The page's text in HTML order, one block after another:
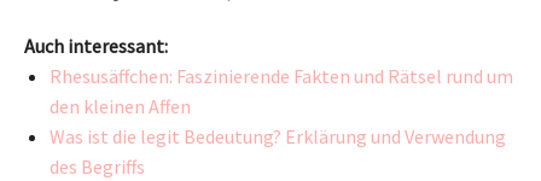
Auch interessant:
Rhesusäffchen: Faszinierende Fakten und Rätsel rund um
den kleinen Affen
Was ist die legit Bedeutung? Erklärung und Verwendung
des Begriffs